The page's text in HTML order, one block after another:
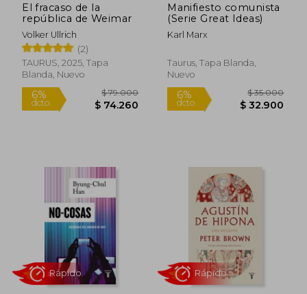
El fracaso de la
república de Weimar
Volker Ullrich
(2)
TAURUS, 2025, Tapa
Blanda, Nuevo
6%
dcto.
$ 79.000
$ 74.260
Manifiesto comunista
(Serie Great Ideas)
Karl Marx
Taurus, Tapa Blanda,
Nuevo
6%
dcto.